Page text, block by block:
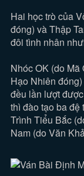
Hai học trò của
đóng) và Thập
đôi tình nhân
Nhóc OK (do Mã
Hạo Nhiên
đều lần lượt
thì đào tạo ba
Trình Tiểu Bắc
Nam (do Văn